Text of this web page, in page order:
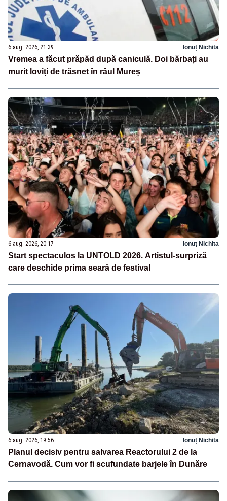
6 aug. 2026, 21:39 Ionuț Nichita
Vremea a făcut prăpăd după caniculă. Doi bărbați au
murit loviți de trăsnet în râul Mureș
6 aug. 2026, 20:17 Ionuț Nichita
Start spectaculos la UNTOLD 2026. Artistul-surpriză
care deschide prima seară de festival
6 aug. 2026, 19:56 Ionuț Nichita
Planul decisiv pentru salvarea Reactorului 2 de la
Cernavodă. Cum vor fi scufundate barjele în Dunăre